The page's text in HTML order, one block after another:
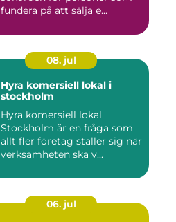
fundera på att sälja e...
08. jul
Hyra komersiell lokal i
stockholm
Hyra komersiell lokal
Stockholm är en fråga som
allt fler företag ställer sig när
verksamheten ska v...
06. jul